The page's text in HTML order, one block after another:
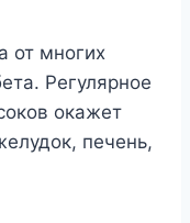
от многих
Регулярное
окажет
печень,